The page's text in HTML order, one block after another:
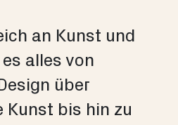
an Kunst und
alles von
über
Kunst bis hin zu